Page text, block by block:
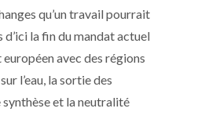
qu’un travail pourrait
la fin du mandat actuel
avec des régions
l’eau, la sortie des
et la neutralité